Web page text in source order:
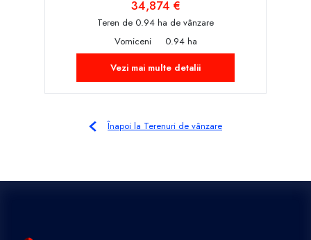
34,874 €
Teren de 0.94 ha de vânzare
Vorniceni
0.94 ha
Vezi mai multe detalii
Înapoi la Terenuri de vânzare